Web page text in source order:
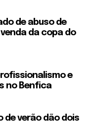
de abuso de
da copa do
e
no Benfica
de verão dão dois